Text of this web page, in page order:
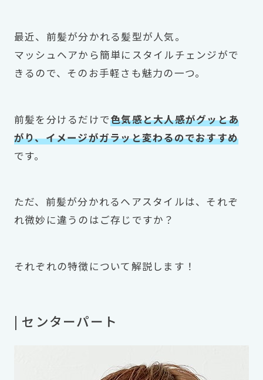
最近、前髪が分かれる髪型が人気。
マッシュヘアから簡単にスタイルチェンジがで
きるので、そのお手軽さも魅力の一つ。
前髪を分けるだけで色気感と大人感がグッとあ
がり、イメージがガラッと変わるのでおすすめ
です。
ただ、前髪が分かれるヘアスタイルは、それぞ
れ微妙に違うのはご存じですか？
それぞれの特徴について解説します！
| センターパート